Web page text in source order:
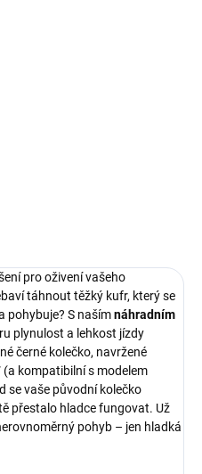
pro oživení vašeho
táhnout těžký kufr, který se
pohybuje? S našímnáhradním
plynulost a lehkost jízdy
černé kolečko, navržené
(a kompatibilní s modelem
se vaše původní kolečko
přestalo hladce fungovat. Už
pohyb – jen hladká